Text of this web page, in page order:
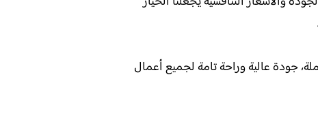
جودة عالية وراحة تامة لجميع أعمال